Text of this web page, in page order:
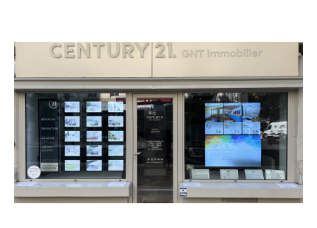
CENTURY 21 GNT Immobilier
4 avenue Aristide Briand
VICHY - 03200
Envoyer un message
Téléphoner à l'agence